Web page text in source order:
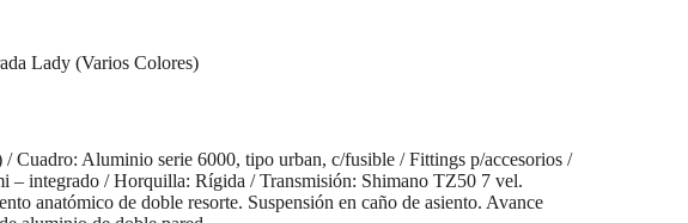
Lady (Varios Colores)
Cuadro: Aluminio serie 6000, tipo urban, c/fusible / Fittings p/accesorios /
– integrado / Horquilla: Rígida / Transmisión: Shimano TZ50 7 vel.
anatómico de doble resorte. Suspensión en caño de asiento. Avance